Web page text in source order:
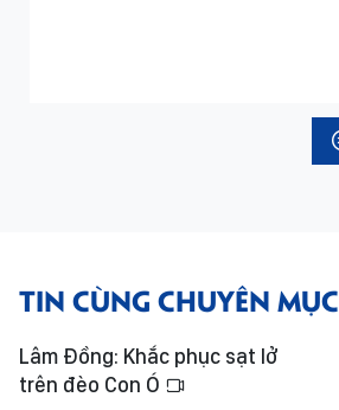
TIN CÙNG CHUYÊN MỤC
Lâm Đồng: Khắc phục sạt lở
trên đèo Con Ó